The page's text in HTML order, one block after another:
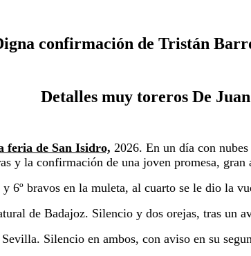
confirmación de Tristán
Detalles muy toreros De
feria de San Isidro, 2026. En un día con
y la confirmación de una joven promesa, gran
bravos en la muleta, al cuarto se le dio la
de Badajoz. Silencio y dos orejas, tras un
Silencio en ambos, con aviso en su